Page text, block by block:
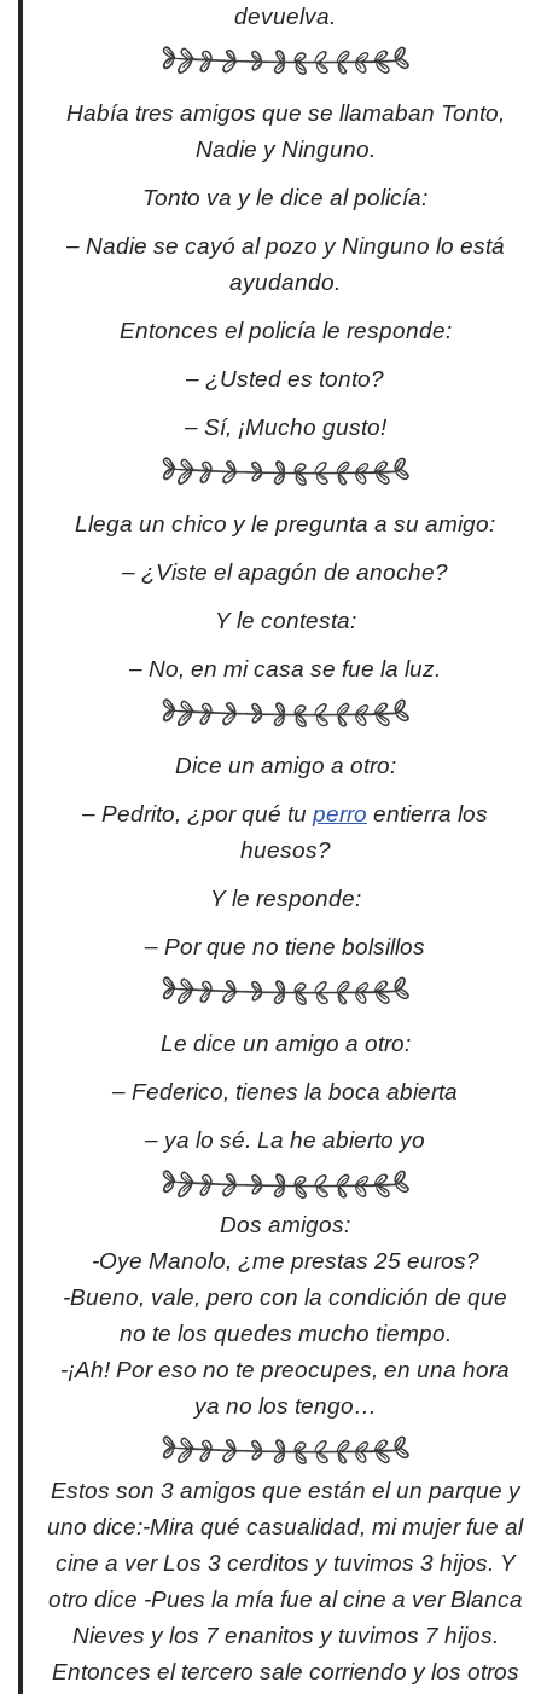
devuelva.
Había tres amigos que se llamaban Tonto,
Nadie y Ninguno.
Tonto va y le dice al policía:
– Nadie se cayó al pozo y Ninguno lo está
ayudando.
Entonces el policía le responde:
– ¿Usted es tonto?
– Sí, ¡Mucho gusto!
Llega un chico y le pregunta a su amigo:
– ¿Viste el apagón de anoche?
Y le contesta:
– No, en mi casa se fue la luz.
Dice un amigo a otro:
– Pedrito, ¿por qué tu perro entierra los
huesos?
Y le responde:
– Por que no tiene bolsillos
Le dice un amigo a otro:
– Federico, tienes la boca abierta
– ya lo sé. La he abierto yo
Dos amigos:
-Oye Manolo, ¿me prestas 25 euros?
-Bueno, vale, pero con la condición de que
no te los quedes mucho tiempo.
-¡Ah! Por eso no te preocupes, en una hora
ya no los tengo…
Estos son 3 amigos que están el un parque y
uno dice:-Mira qué casualidad, mi mujer fue al
cine a ver Los 3 cerditos y tuvimos 3 hijos. Y
otro dice -Pues la mía fue al cine a ver Blanca
Nieves y los 7 enanitos y tuvimos 7 hijos.
Entonces el tercero sale corriendo y los otros